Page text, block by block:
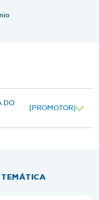
DO
[PROMOTOR]
TEMÁTICA